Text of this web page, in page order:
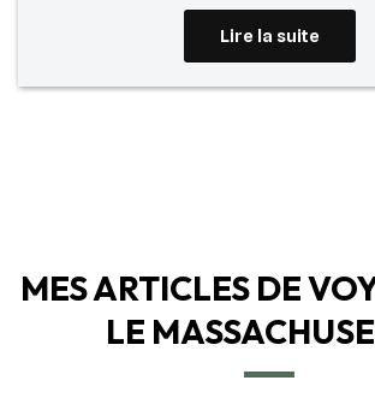
Lire la suite
MES ARTICLES DE
LE